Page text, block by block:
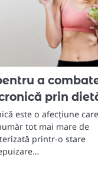
a
prin
este o afecțiune care
tot mai mare de
printr-o stare